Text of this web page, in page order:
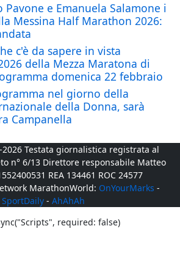
Pavone e Emanuela Salamone i
Messina Half Marathon 2026:
c'è da sapere in vista
della Mezza Maratona di
domenica 22 febbraio
nel giorno della
della Donna, sarà
Campanella
Testata giornalistica registrata al
n° 6/13 Direttore responsabile Matteo
REA 134461 ROC 24577
MarathonWorld: OnYourMarks -
SportDaily - AhAhAh
required: false)